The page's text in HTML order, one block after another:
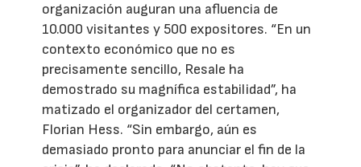
organización auguran una afluencia de
10.000 visitantes y 500 expositores. “En un
contexto económico que no es
precisamente sencillo, Resale ha
demostrado su magnífica estabilidad”, ha
matizado el organizador del certamen,
Florian Hess. “Sin embargo, aún es
demasiado pronto para anunciar el fin de la